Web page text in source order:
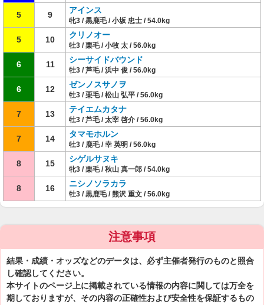
5 9 アインス
牝3 / 黒鹿毛 / 小坂 忠士 / 54.0kg
5 10 クリノオー
牡3 / 栗毛 / 小牧 太 / 56.0kg
6 11 シーサイドバウンド
牡3 / 芦毛 / 浜中 俊 / 56.0kg
6 12 ゼンノスサノヲ
牡3 / 栗毛 / 松山 弘平 / 56.0kg
7 13 テイエムカタナ
牡3 / 芦毛 / 太宰 啓介 / 56.0kg
7 14 タマモホルン
牡3 / 鹿毛 / 幸 英明 / 56.0kg
8 15 シゲルサヌキ
牝3 / 栗毛 / 秋山 真一郎 / 54.0kg
8 16 ニシノソラカラ
牡3 / 黒鹿毛 / 熊沢 重文 / 56.0kg
注意事項
結果・成績・オッズなどのデータは、必ず主催者発行のものと照合
し確認してください。
本サイトのページ上に掲載されている情報の内容に関しては万全を
期しておりますが、その内容の正確性および安全性を保証するもの